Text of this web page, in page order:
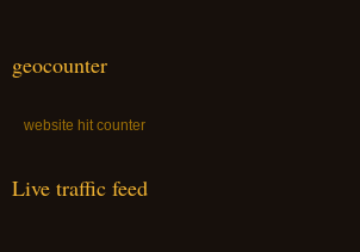
geocounter
website hit counter
Live traffic feed